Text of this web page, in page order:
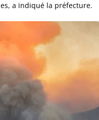
a indiqué la préfecture.